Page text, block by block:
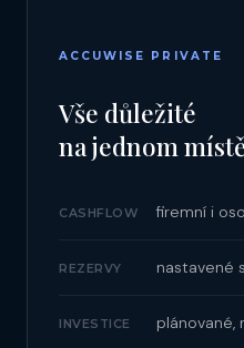
ACCUWISE PRIVATE
Vše důležité
na jednom
CASHFLOW firemní i
REZERVY nastavené
INVESTICE plánované,